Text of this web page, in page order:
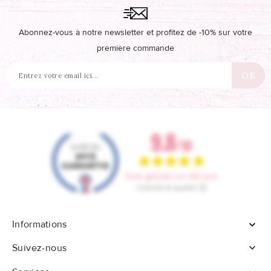
Abonnez-vous à notre newsletter et profitez de -10% sur votre
première commande
Informations

Suivez-nous
